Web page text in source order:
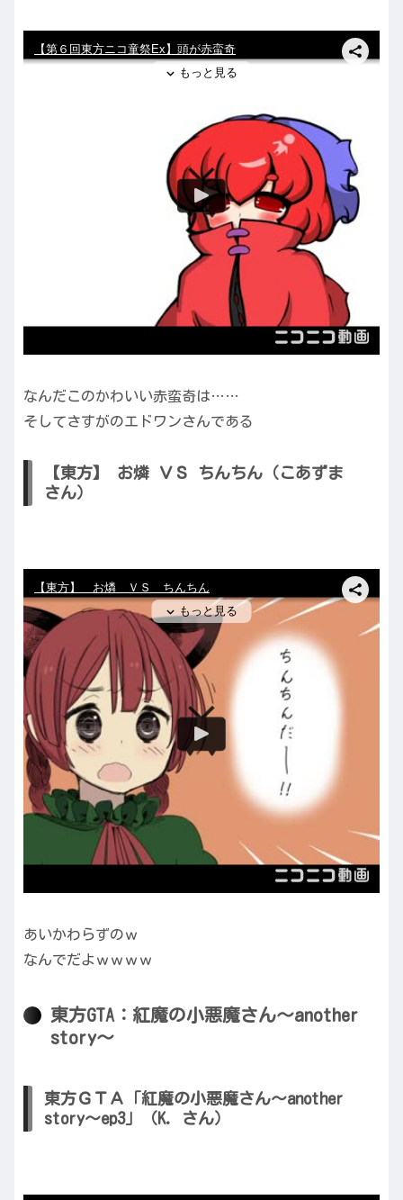
なんだこのかわいい赤蛮奇は……
そしてさすがのエドワンさんである
【東方】 お燐 ＶＳ ちんちん（こあずま
さん）
あいかわらずのｗ
なんでだよｗｗｗｗ
東方GTA：紅魔の小悪魔さん～another
story～
東方ＧＴＡ「紅魔の小悪魔さん～another
story～ep3」（K. さん）